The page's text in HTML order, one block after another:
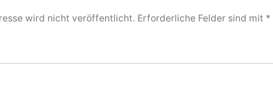
wird nicht veröffentlicht. Erforderliche Felder sind mit *